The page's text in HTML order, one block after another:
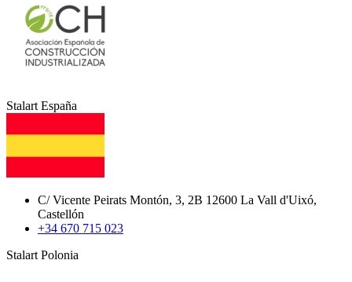
Stalart España
C/ Vicente Peirats Montón, 3, 2B 12600 La Vall d'Uixó,
Castellón
+34 670 715 023
Stalart Polonia